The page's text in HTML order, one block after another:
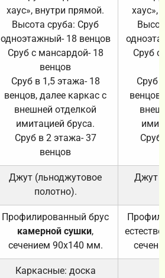
хаус», внутри прямой.
Высота сруба: Сруб
одноэтажный- 18 венцов
Сруб с мансардой- 18
венцов
Сруб в 1,5 этажа- 18
венцов, далее каркас с
внешней отделкой
имитацией бруса.
Сруб в 2 этажа- 37
венцов
хаус»,
Сруб с
Сруб
Сруб
Джут (льноджутовое
полотно).
Джут
Профилированный брус
камерной сушки,
сечением 90х140 мм.
Каркасные: доска